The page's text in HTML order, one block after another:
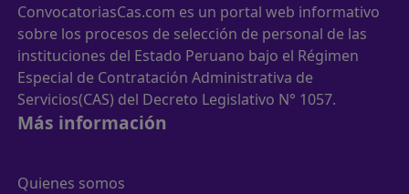
ConvocatoriasCas.com es un portal web informativo
sobre los procesos de selección de personal de las
instituciones del Estado Peruano bajo el Régimen
Especial de Contratación Administrativa de
Servicios(CAS) del Decreto Legislativo N° 1057.
Más información
Quienes somos